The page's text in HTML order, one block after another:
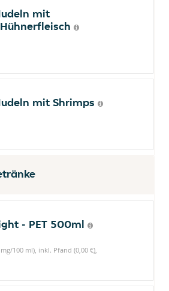
mit
mit Shrimps
- PET 500ml
100 ml), inkl. Pfand (0,00 €),